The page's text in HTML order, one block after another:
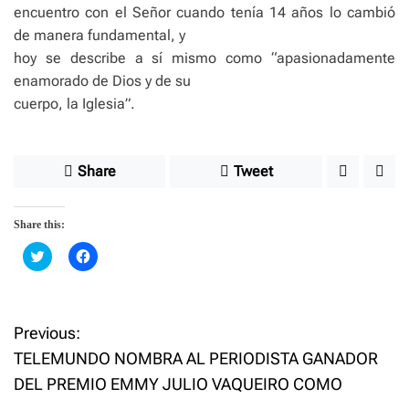
encuentro con el Señor cuando tenía 14 años lo cambió
de manera fundamental, y
hoy se describe a sí mismo como “apasionadamente
enamorado de Dios y de su
cuerpo, la Iglesia”.
Share Tweet
Share this:
C
l
o
s
h
a
e
C
l
h
a
e
P
o
Previous:
TELEMUNDO NOMBRA AL PERIODISTA GANADOR
DEL PREMIO EMMY JULIO VAQUEIRO COMO